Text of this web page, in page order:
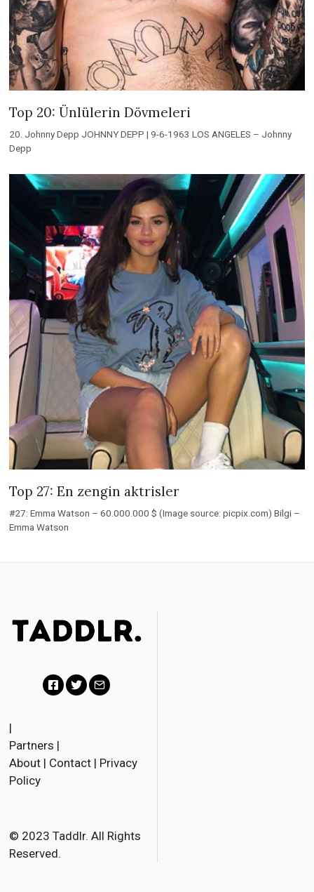
Top 20: Ünlülerin Dövmeleri
20. Johnny Depp JOHNNY DEPP | 9-6-1963 LOS ANGELES – Johnny
Depp
Top 27: En zengin aktrisler
#27: Emma Watson – 60.000.000 $ (Image source: picpix.com) Bilgi –
Emma Watson
c
e
o
k
t
r
i
|
Partners |
About | Contact | Privacy
Policy
© 2023 Taddlr. All Rights
Reserved.